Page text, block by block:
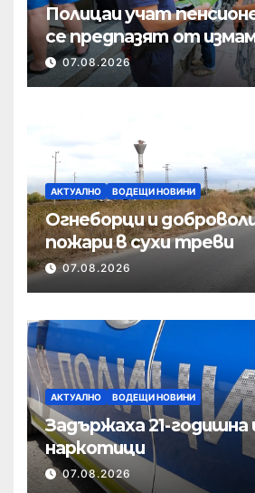
Полицаи учат
се предпазят от
07.08.2026
АКТУАЛНО ВОДЕЩИ НОВИНИ
Огнеборци и
пожари в сухи треви
07.08.2026
АКТУАЛНО ВОДЕЩИ НОВИНИ
Задържаха 21-годишна
наркотици
07.08.2026